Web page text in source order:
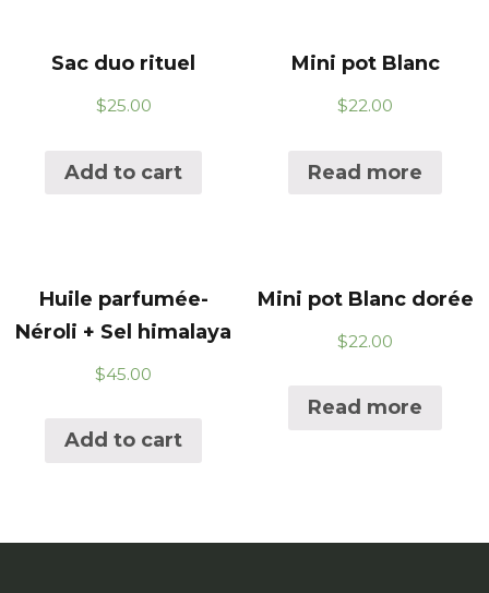
Sac duo rituel
$25.00
Add to cart
Mini pot Blanc
$22.00
Read more
Huile parfumée-
Néroli + Sel himalaya
$45.00
Add to cart
Mini pot Blanc dorée
$22.00
Read more